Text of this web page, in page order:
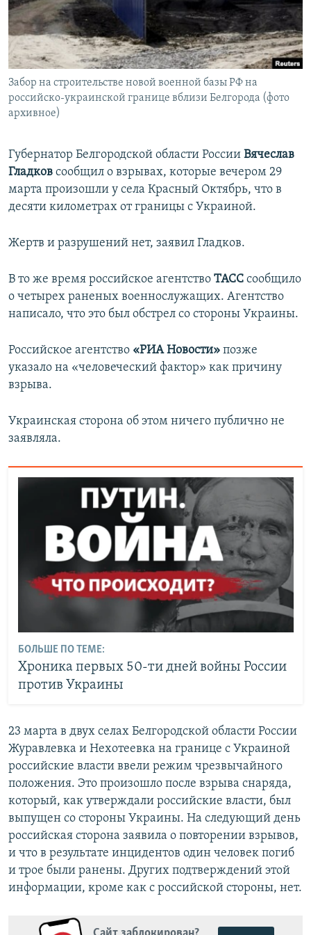
ПОБЕДИТЕЛЕЙ НЕ СУДЯТ?
КРЫМ.НЕПОКОРЕННЫЙ
ELIFBE
УКРАИНСКАЯ ПРОБЛЕМА КРЫМА
ПРИСОЕДИНЯЙТЕСЬ!
Все сайты RFE/RL
Забор на строительстве новой военной базы РФ на
российско-украинской границе вблизи Белгорода (фото
архивное)
Губернатор Белгородской области России Вячеслав
Гладков сообщил о взрывах, которые вечером 29
марта произошли у села Красный Октябрь, что в
десяти километрах от границы с Украиной.
Жертв и разрушений нет, заявил Гладков.
В то же время российское агентство ТАСС сообщило
о четырех раненых военнослужащих. Агентство
написало, что это был обстрел со стороны Украины.
Российское агентство «РИА Новости» позже
указало на «человеческий фактор» как причину
взрыва.
Украинская сторона об этом ничего публично не
заявляла.
БОЛЬШЕ ПО ТЕМЕ:
Хроника первых 50-ти дней войны России
против Украины
23 марта в двух селах Белгородской области России
Журавлевка и Нехотеевка на границе с Украиной
российские власти ввели режим чрезвычайного
положения. Это произошло после взрыва снаряда,
который, как утверждали российские власти, был
выпущен со стороны Украины. На следующий день
российская сторона заявила о повторении взрывов,
и что в результате инцидентов один человек погиб
и трое были ранены. Других подтверждений этой
информации, кроме как с российской стороны, нет.